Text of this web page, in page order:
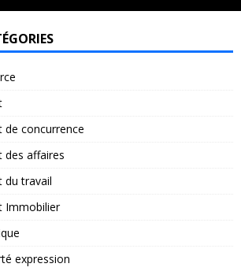
de concurrence
des affaires
du travail
Immobilier
expression